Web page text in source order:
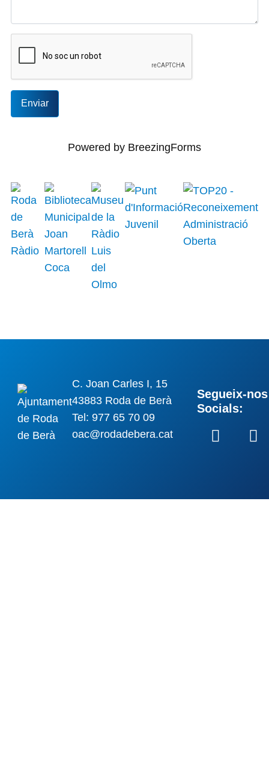
Enviar
Powered by BreezingForms
C. Joan Carles I, 15
43883 Roda de Berà
Tel: 977 65 70 09
oac@rodadebera.cat
Segueix-
Socials: